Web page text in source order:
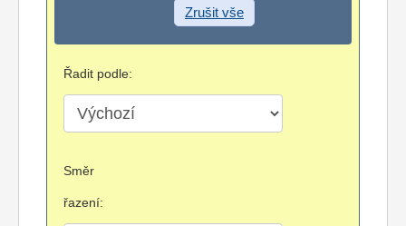
Zrušit vše
Řadit podle:
Směr
řazení: